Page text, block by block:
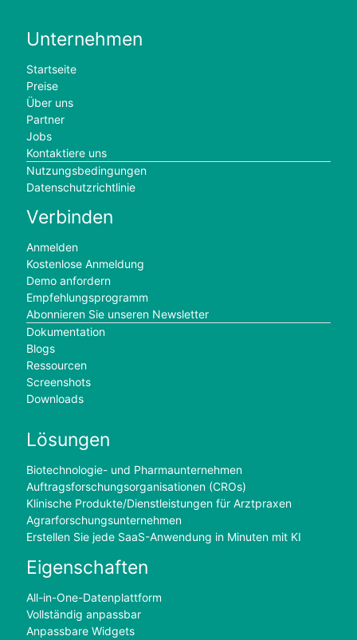
Unternehmen
Startseite
Preise
Über uns
Partner
Jobs
Kontaktiere uns
Nutzungsbedingungen
Datenschutzrichtlinie
Verbinden
Anmelden
Kostenlose Anmeldung
Demo anfordern
Empfehlungsprogramm
Abonnieren Sie unseren Newsletter
Dokumentation
Blogs
Ressourcen
Screenshots
Downloads
Lösungen
Biotechnologie- und Pharmaunternehmen
Auftragsforschungsorganisationen (CROs)
Klinische Produkte/Dienstleistungen für Arztpraxen
Agrarforschungsunternehmen
Erstellen Sie jede SaaS-Anwendung in Minuten mit KI
Eigenschaften
All-in-One-Datenplattform
Vollständig anpassbar
Anpassbare Widgets